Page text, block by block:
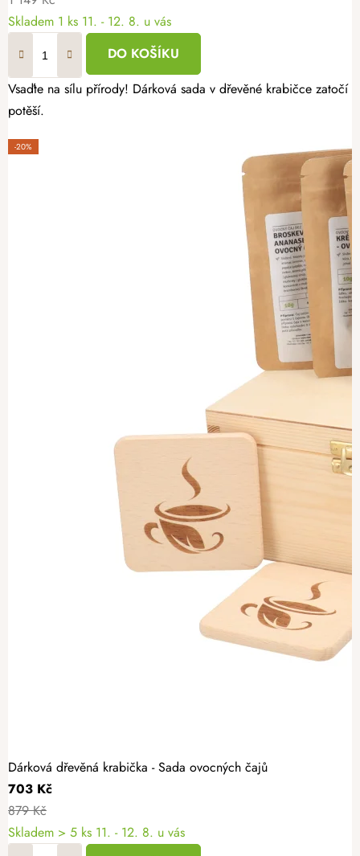
Skladem 1 ks 11. - 12. 8. u vás
DO KOŠÍKU
Vsaďte na sílu přírody! Dárková sada v dřevěné krabičce zatočí
potěší.
-20%
Dárková dřevěná krabička - Sada ovocných čajů
703 Kč
879 Kč
Skladem > 5 ks 11. - 12. 8. u vás